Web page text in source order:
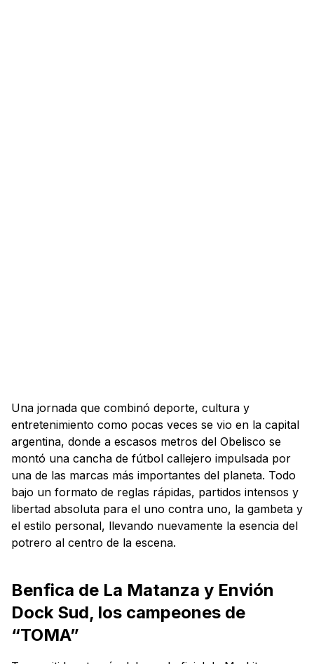
Una jornada que combinó deporte, cultura y
entretenimiento como pocas veces se vio en la capital
argentina, donde a escasos metros del Obelisco se
montó una cancha de fútbol callejero impulsada por
una de las marcas más importantes del planeta. Todo
bajo un formato de reglas rápidas, partidos intensos y
libertad absoluta para el uno contra uno, la gambeta y
el estilo personal, llevando nuevamente la esencia del
potrero al centro de la escena.
Benfica de La Matanza y Envión
Dock Sud, los campeones de
“TOMA”